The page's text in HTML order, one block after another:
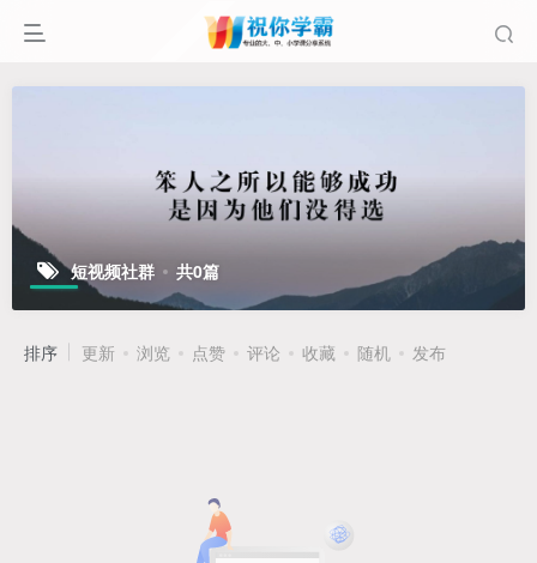
短视频社群 共0篇
排序 更新 浏览 点赞 评论 收藏 随机 发布